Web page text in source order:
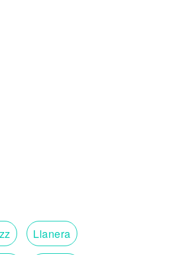
Llanera